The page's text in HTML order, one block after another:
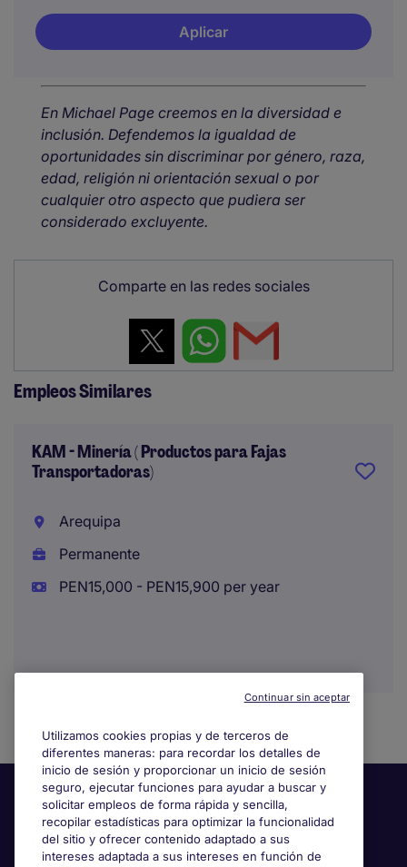
Aplicar
En Michael Page creemos en la diversidad e
inclusión. Defendemos la igualdad de
oportunidades sin discriminar por género, raza,
edad, religión ni orientación sexual o por
cualquier otro aspecto que pudiera ser
considerado excluyente.
Comparte en las redes sociales
Empleos Similares
KAM - Minería ( Productos para Fajas
Transportadoras)
Arequipa
Permanente
PEN15,000 - PEN15,900 per year
Utilizamos cookies propias y de terceros de
diferentes maneras: para recordar los detalles de
inicio de sesión y proporcionar un inicio de sesión
seguro, ejecutar funciones para ayudar a buscar y
solicitar empleos de forma rápida y sencilla,
recopilar estadísticas para optimizar la funcionalidad
del sitio y ofrecer contenido adaptado a sus
intereses adaptada a sus intereses en función de
Continuar sin aceptar